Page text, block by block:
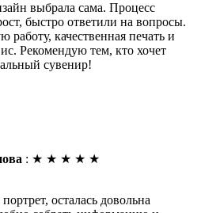
выбрала сама. Процесс
быстро ответили на вопросы.
работу, качественная печать и
Рекомендую тем, кто хочет
сувенир!
: ★ ★ ★ ★ ★
осталась довольна